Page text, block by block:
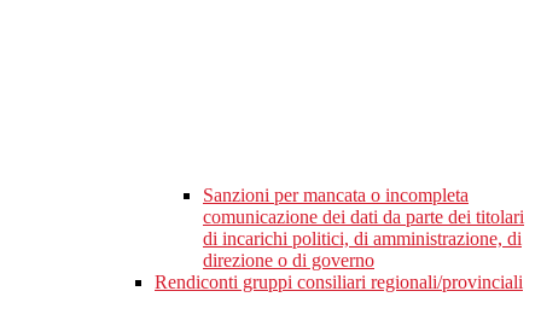
Sanzioni per mancata o incompleta
comunicazione dei dati da parte dei titolari
di incarichi politici, di amministrazione, di
direzione o di governo
Rendiconti gruppi consiliari regionali/provinciali